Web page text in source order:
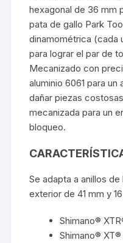
hexagonal de 36 mm
pata de gallo Park
dinamométrica (cada
para lograr el par de
Mecanizado con
aluminio 6061 para
dañar piezas
mecanizada para un
bloqueo.
Se adapta a anillos
exterior de 41 mm y
Shimano®
Shimano® XT®